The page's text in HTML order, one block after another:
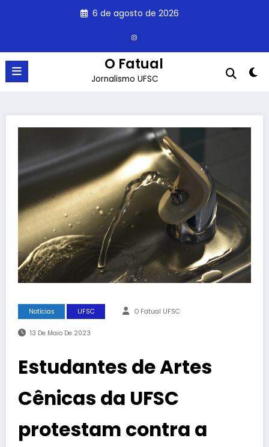
6 de agosto de 2026
O Fatual
Jornalismo UFSC
Notícias UFSC O Fatual UFSC
13 De Maio De 2023
Estudantes de Artes
Cênicas da UFSC
protestam contra a